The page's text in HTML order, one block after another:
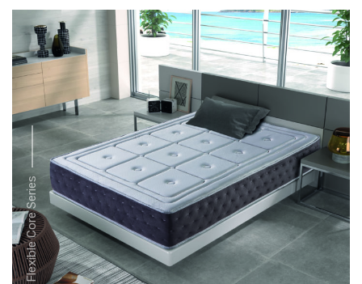
Flexible Core Series